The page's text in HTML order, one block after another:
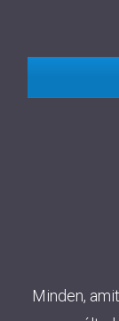
Minden,